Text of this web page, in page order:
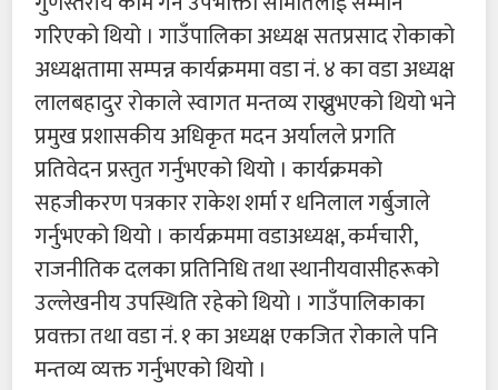
गरिएको थियो । गाउँपालिका अध्यक्ष सतप्रसाद रोकाको
अध्यक्षतामा सम्पन्न कार्यक्रममा वडा नं. ४ का वडा अध्यक्ष
लालबहादुर रोकाले स्वागत मन्तव्य राख्नुभएको थियो भने
प्रमुख प्रशासकीय अधिकृत मदन अर्यालले प्रगति
प्रतिवेदन प्रस्तुत गर्नुभएको थियो । कार्यक्रमको
सहजीकरण पत्रकार राकेश शर्मा र धनिलाल गर्बुजाले
गर्नुभएको थियो । कार्यक्रममा वडाअध्यक्ष, कर्मचारी,
राजनीतिक दलका प्रतिनिधि तथा स्थानीयवासीहरूको
उल्लेखनीय उपस्थिति रहेको थियो । गाउँपालिकाका
प्रवक्ता तथा वडा नं. १ का अध्यक्ष एकजित रोकाले पनि
मन्तव्य व्यक्त गर्नुभएको थियो ।